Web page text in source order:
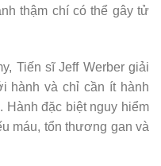
thậm chí có thể gây tử
Tiến sĩ Jeff Werber giải
hành và chỉ cần ít hành
Hành đặc biệt nguy hiểm
máu, tổn thương gan và